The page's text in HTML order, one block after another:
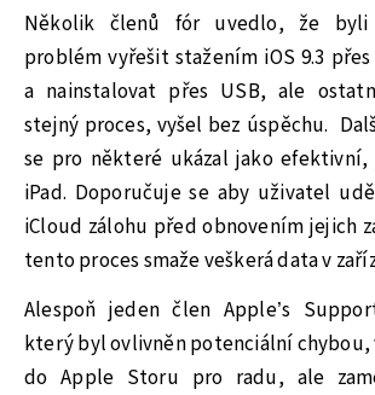
Několik členů fór uvedlo, že byli
problém vyřešit stažením iOS 9.3
a nainstalovat přes USB, ale
stejný proces, vyšel bez úspěchu.
se pro některé ukázal jako
iPad. Doporučuje se aby uživatel
iCloud zálohu před obnovením jejich
tento proces smaže veškerá data v
Alespoň jeden člen Apple’s
který byl ovlivněn potenciální chybou,
do Apple Storu pro radu, ale